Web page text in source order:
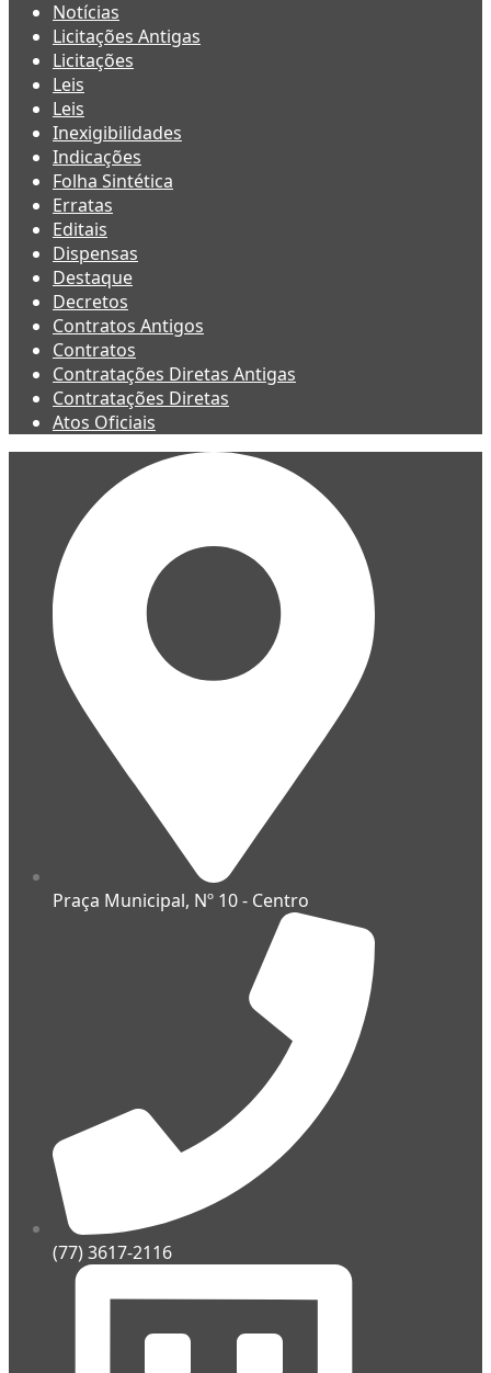
Notícias
Licitações Antigas
Licitações
Leis
Leis
Inexigibilidades
Indicações
Folha Sintética
Erratas
Editais
Dispensas
Destaque
Decretos
Contratos Antigos
Contratos
Contratações Diretas Antigas
Contratações Diretas
Atos Oficiais
Praça Municipal, Nº 10 - Centro
(77) 3617-2116